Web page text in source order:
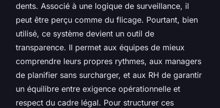
dents. Associé à une logique de surveillance, il
peut être perçu comme du flicage. Pourtant, bien
utilisé, ce système devient un outil de
transparence. Il permet aux équipes de mieux
comprendre leurs propres rythmes, aux managers
de planifier sans surcharger, et aux RH de garantir
un équilibre entre exigence opérationnelle et
respect du cadre légal. Pour structurer ces